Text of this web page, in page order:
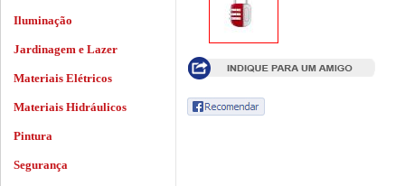
Iluminação
Jardinagem e Lazer
Materiais Elétricos
Materiais Hidráulicos
Pintura
Segurança